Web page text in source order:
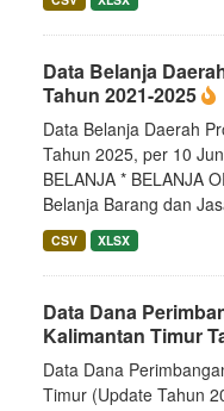
Data Belanja
Tahun 2021-2025
Data Belanja Daerah
Tahun 2025, per 10
BELANJA * BELANJA
Belanja Barang dan
CSV XLSX
Data Dana
Kalimantan Timur
Data Dana
Timur (Update Tahun